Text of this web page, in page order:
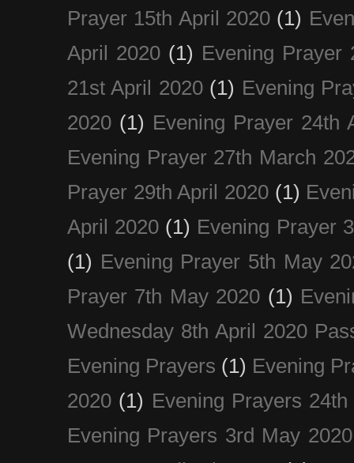
Prayer 15th April 2020 (1)
April 2020 (1) Evening Prayer
21st April 2020 (1) Evening
2020 (1) Evening Prayer 24th
Evening Prayer 27th March
Prayer 29th April 2020 (1)
April 2020 (1) Evening Prayer
(1) Evening Prayer 5th May
Prayer 7th May 2020 (1)
Wednesday 8th April 2020
Evening Prayers (1) Evening
2020 (1) Evening Prayers
Evening Prayers 3rd May 2020